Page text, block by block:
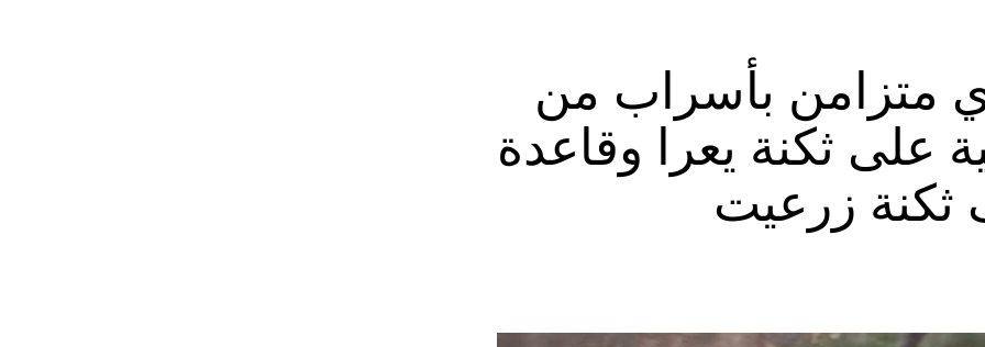
منشأة عسكرية تحمل اسم “عماد 4″، نسبة الى القائد العسكري في “الحزب” عماد مغنية الذي
متزامن بأسراب من
على ثكنة يعرا وقاعدة
زرعيت